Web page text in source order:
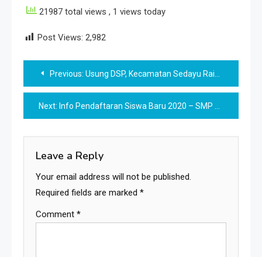
21987 total views , 1 views today
Post Views: 2,982
Post
navigation
Previous: Usung DSP, Kecamatan Sedayu Raih Peringkat Tertinggi Evaluasi Kinerja Kecamatan
Next: Info Pendaftaran Siswa Baru 2020 – SMP Masjid Syuhada Yogyakarta
Leave a Reply
Your email address will not be published.
Required fields are marked *
Comment *